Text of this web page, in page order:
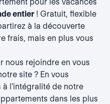
entier ! Gratuit, flexible
à la découverte
frais, mais en plus vous
nous rejoindre en vous
site ? En vous
l’intégralité de notre
dans les plus